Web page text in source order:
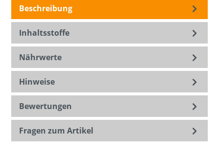
Beschreibung
Inhaltsstoffe
Nährwerte
Hinweise
Bewertungen
Fragen zum Artikel